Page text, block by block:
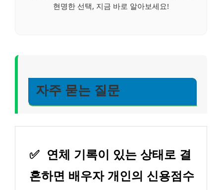
현명한 선택, 지금 바로 알아보세요!
자주 묻는 질문
✅
연체 기록이 있는 상태로 결
혼하면 배우자 개인의 신용점수